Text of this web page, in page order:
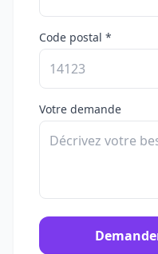
Code postal *
Votre demande